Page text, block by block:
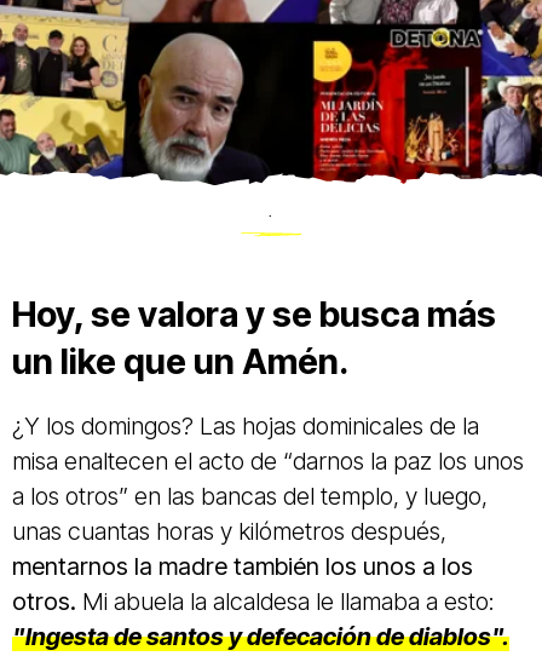
.
Hoy, se valora y se busca más
un like que un Amén.
¿Y los domingos? Las hojas dominicales de la
misa enaltecen el acto de “darnos la paz los unos
a los otros” en las bancas del templo, y luego,
unas cuantas horas y kilómetros después,
mentarnos la madre también los unos a los
otros. Mi abuela la alcaldesa le llamaba a esto:
"Ingesta de santos y defecación de diablos".